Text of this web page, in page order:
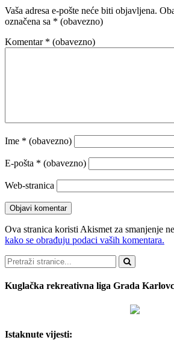
Vaša adresa e-pošte neće biti objavljena.
označena sa * (obavezno)
Komentar * (obavezno)
Ime * (obavezno)
E-pošta * (obavezno)
Web-stranica
Ova stranica koristi Akismet za smanjenje
kako se obrađuju podaci vaših komentara.
Pretraži
Kuglačka rekreativna liga Grada
Istaknute vijesti: